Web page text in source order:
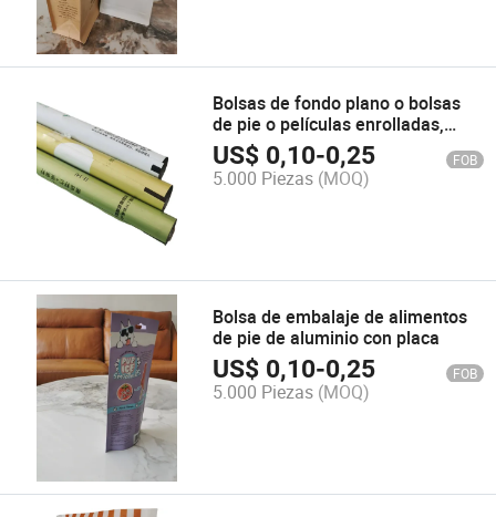
Bolsas de fondo plano o bolsas
de pie o películas enrolladas,
bolsa de sombreado ligero con Al
y materiales biodegradables,
producto personalizado para
US$ 0,10-0,25 FOB
5.000 Piezas (MOQ)
Bolsa de embalaje de alimentos
de pie de aluminio con placa
US$ 0,10-0,25 FOB
5.000 Piezas (MOQ)